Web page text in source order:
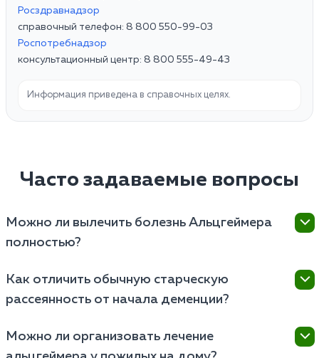
Росздравнадзор
справочный телефон: 8 800 550-99-03
Роспотребнадзор
консультационный центр: 8 800 555-49-43
Информация приведена в справочных целях.
Часто задаваемые вопросы
Можно ли вылечить болезнь Альцгеймера
полностью?
неизлечимым. Однако современная терапия
способна значительно замедлить гибель нейронов,
улучшить качество жизни пациента на длительный
срок.
Как отличить обычную старческую
рассеянность от начала деменции?
актера или куда положил очки, но вспомнит об этом
Можно ли организовать лечение